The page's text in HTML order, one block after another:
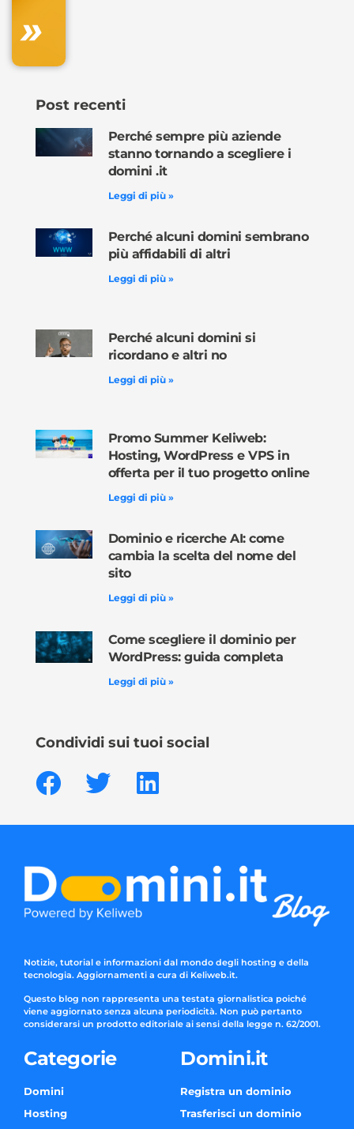
»
Post recenti
Perché sempre più aziende
stanno tornando a scegliere i
domini .it
Leggi di più »
Perché alcuni domini sembrano
più affidabili di altri
Leggi di più »
Perché alcuni domini si
ricordano e altri no
Leggi di più »
Promo Summer Keliweb:
Hosting, WordPress e VPS in
offerta per il tuo progetto online
Leggi di più »
Dominio e ricerche AI: come
cambia la scelta del nome del
sito
Leggi di più »
Come scegliere il dominio per
WordPress: guida completa
Leggi di più »
Condividi sui tuoi social
Notizie, tutorial e informazioni dal mondo degli hosting e della
tecnologia. Aggiornamenti a cura di Keliweb.it.
Questo blog non rappresenta una testata giornalistica poiché
viene aggiornato senza alcuna periodicità. Non può pertanto
considerarsi un prodotto editoriale ai sensi della legge n. 62/2001.
Categorie
Domini
Hosting
Domini.it
Registra un dominio
Trasferisci un dominio